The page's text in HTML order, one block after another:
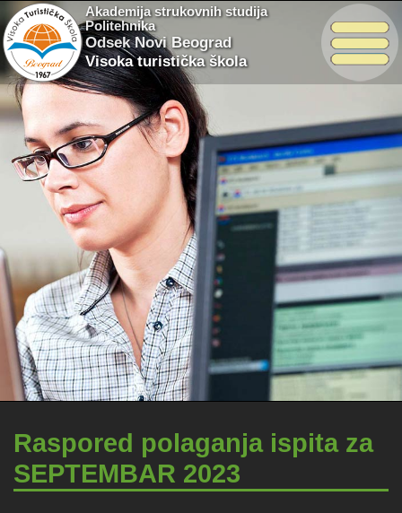
Akademija strukovnih studija
Politehnika
Odsek Novi Beograd
Visoka turistička škola
Raspored polaganja ispita za
SEPTEMBAR 2023